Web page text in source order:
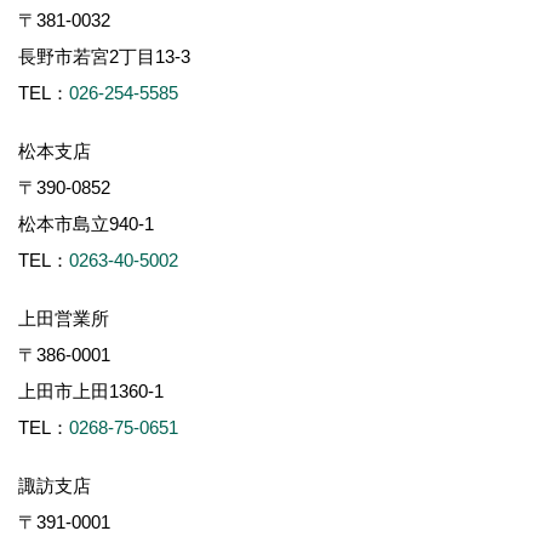
〒381-0032
長野市若宮2丁目13-3
TEL： 026-254-5585
松本支店
〒390-0852
松本市島立940-1
TEL： 0263-40-5002
上田営業所
〒386-0001
上田市上田1360-1
TEL： 0268-75-0651
諏訪支店
〒391-0001